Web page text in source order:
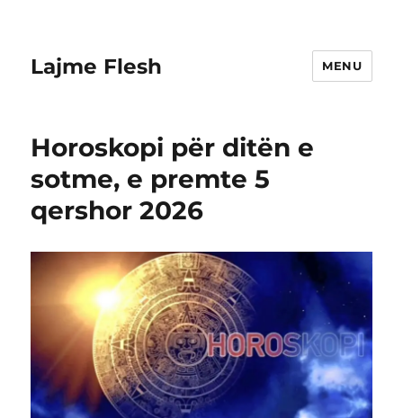
Lajme Flesh MENU
Horoskopi për ditën e
sotme, e premte 5
qershor 2026